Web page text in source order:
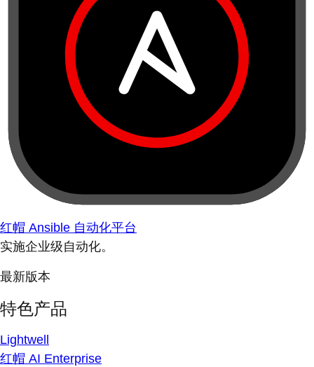
红帽 Ansible 自动化平台
实施企业级自动化。
最新版本
特色产品
Lightwell
红帽 AI Enterprise